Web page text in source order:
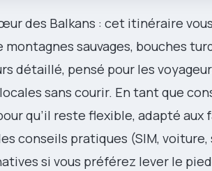
des Balkans : cet itinéraire
sauvages, bouches
détaillé, pensé pour les
sans courir. En tant que
qu’il reste flexible, adapté
conseils pratiques (SIM, voiture,
si vous préférez lever le